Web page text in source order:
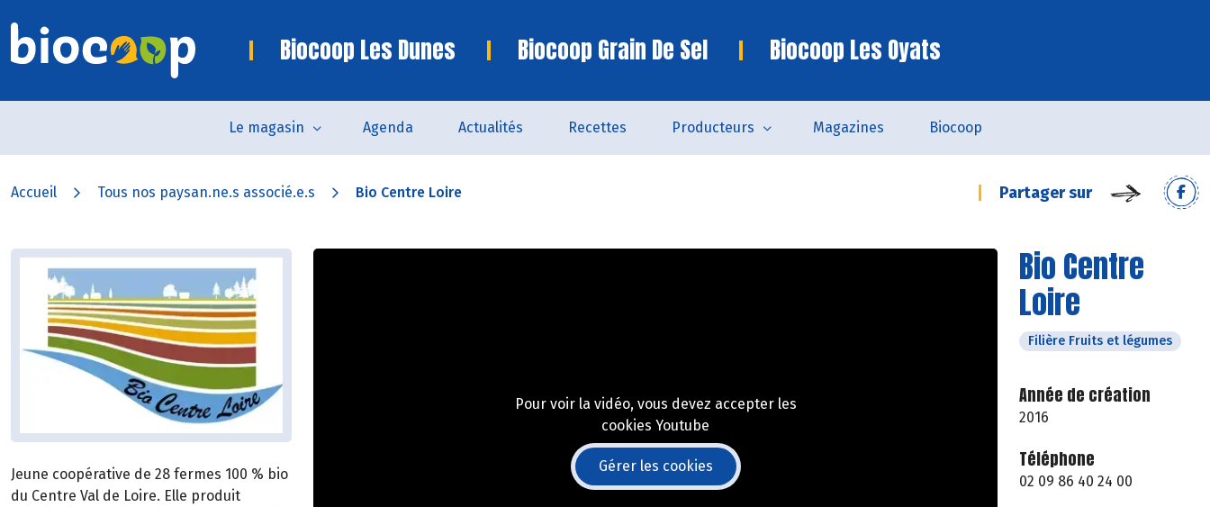
Biocoop Les Dunes Biocoop Grain De Sel Biocoop Les Oyats
Le magasin Agenda Actualités Recettes Producteurs Magazines Biocoop
Accueil Tous nos paysan.ne.s associé.e.s Bio Centre Loire Partager sur
Bio Centre
Loire
Filière Fruits et légumes
Année de création
2016
Téléphone
02 09 86 40 24 00
Jeune coopérative de 28 fermes 100 % bio
du Centre Val de Loire. Elle produit
Pour voir la vidéo, vous devez accepter les
cookies Youtube
Gérer les cookies